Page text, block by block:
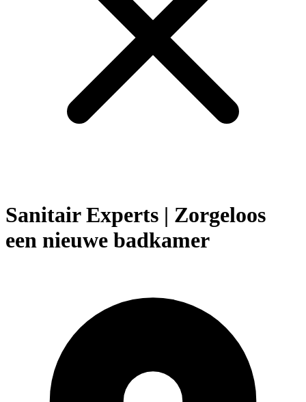
Sanitair Experts | Zorgeloos
een nieuwe badkamer